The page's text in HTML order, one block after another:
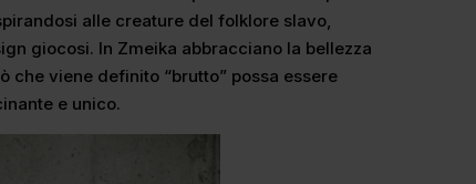
alle creature del folklore slavo,
giocosi. In Zmeika abbracciano la bellezza
che viene definito “brutto” possa essere
e unico.